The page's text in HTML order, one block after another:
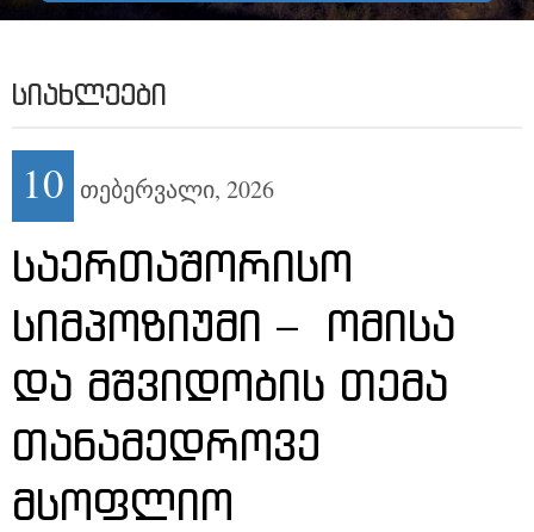
ᲡᲘᲐᲮᲚᲔᲔᲑᲘ
10 თებერვალი, 2026
ᲡᲐᲔᲠᲗᲐᲨᲝᲠᲘᲡᲝ
ᲡᲘᲛᲞᲝᲖᲘᲣᲛᲘ – ᲝᲛᲘᲡᲐ
ᲓᲐ ᲛᲨᲕᲘᲓᲝᲑᲘᲡ ᲗᲔᲛᲐ
ᲗᲐᲜᲐᲛᲔᲓᲠᲝᲕᲔ
ᲛᲡᲝᲤᲚᲘᲝ